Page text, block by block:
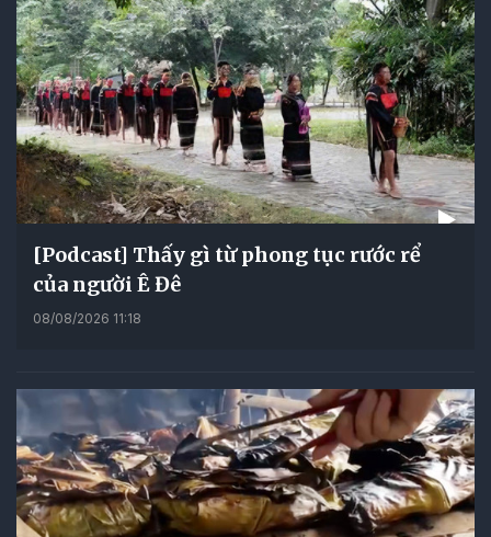
[Podcast] Thấy gì từ phong tục rước rể
của người Ê Đê
08/08/2026 11:18